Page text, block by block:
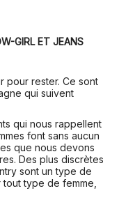
GIRL ET JEANS
pour rester. Ce sont
qui suivent
qui nous rappellent
font sans aucun
que nous devons
Des plus discrètes
sont un type de
type de femme,